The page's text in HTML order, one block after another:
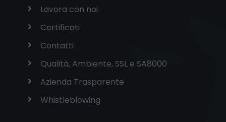
Lavora con noi
Certificati
Contatti
Qualità, Ambiente, SSL e SA8000
Azienda Trasparente
Whistleblowing